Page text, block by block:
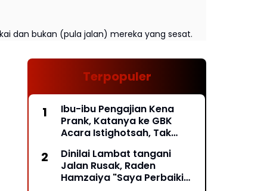
dan bukan (pula jalan) mereka yang sesat.
Terpopuler
Ibu-ibu Pengajian Kena
Prank, Katanya ke GBK
Acara Istighotsah, Tak
Jokowi, Mau Pulang Pintu
Exit Ditutup*
Dinilai Lambat tangani
Jalan Rusak, Raden
Hamzaiya "Saya Perbaiki